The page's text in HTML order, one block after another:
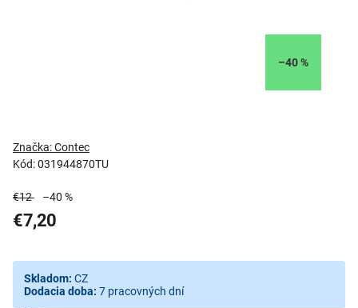
–40 %
Kód:031944870TU
Značka:Contec
€12 –40 %
€7,20
Skladom: CZ
Dodacia doba: 7 pracovných dní